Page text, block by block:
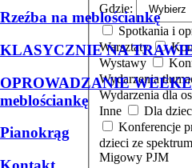
Rzeźba na meblościankę
KLASYCZNIE NA
OPROWADZANIE
meblościankę
Pianokrąg
Gdzie:
Spotkania i
Warsztaty
Wystawy
Wydarzenia
Wydarzenia dla
Inne
Dla
Konferencje
dzieci ze
Migowy PJM